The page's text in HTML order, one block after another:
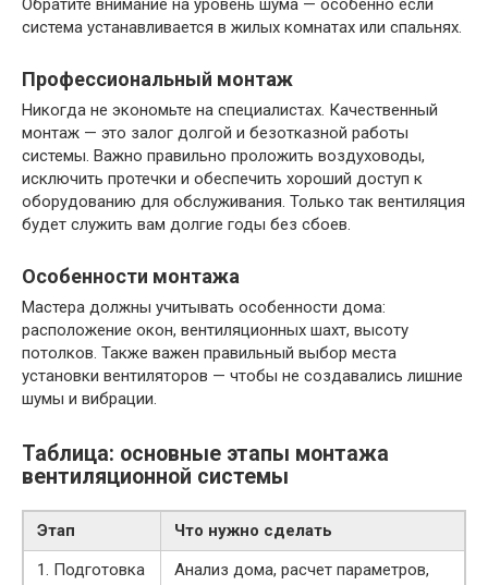
система устанавливается в жилых комнатах или спальнях.
Профессиональный монтаж
Никогда не экономьте на специалистах. Качественный
монтаж — это залог долгой и безотказной работы
системы. Важно правильно проложить воздуховоды,
исключить протечки и обеспечить хороший доступ к
оборудованию для обслуживания. Только так вентиляция
будет служить вам долгие годы без сбоев.
Особенности монтажа
Мастера должны учитывать особенности дома:
расположение окон, вентиляционных шахт, высоту
потолков. Также важен правильный выбор места
установки вентиляторов — чтобы не создавались лишние
шумы и вибрации.
Таблица: основные этапы монтажа
вентиляционной системы
Этап
Что нужно сделать
1. Подготовка
Анализ дома, расчет параметров,